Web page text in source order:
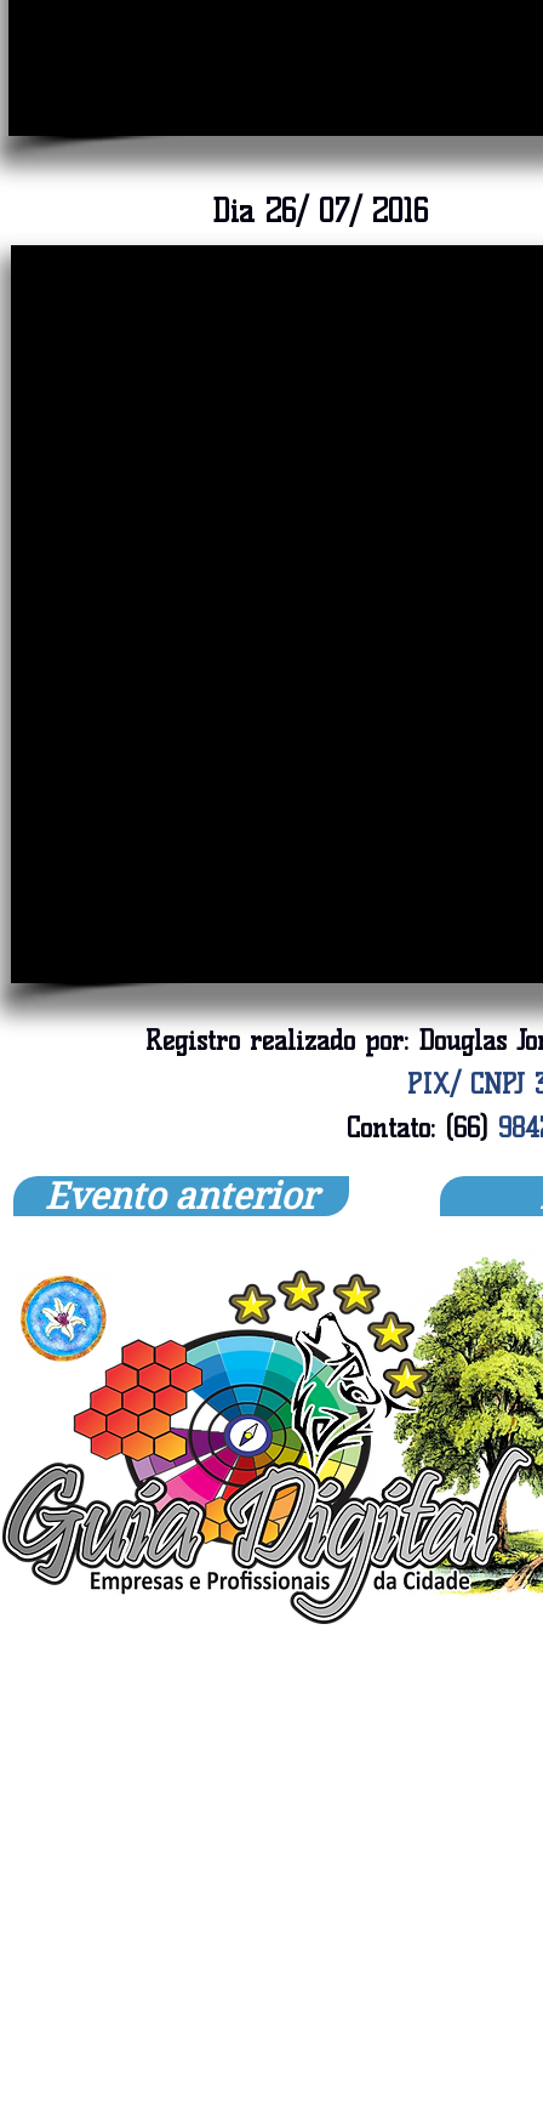
Dia 26/ 07/ 2016
Registro realizado por: Douglas
PIX/ CNPJ
Contato: (66)
Evento anterior